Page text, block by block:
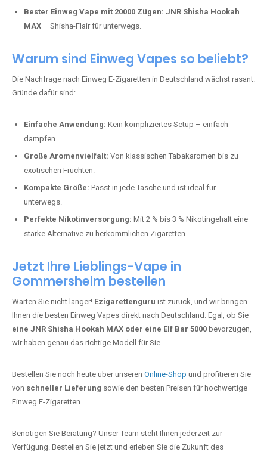
Bester Einweg Vape mit 20000 Zügen: JNR Shisha Hookah
MAX – Shisha-Flair für unterwegs.
Warum sind Einweg Vapes so beliebt?
Die Nachfrage nach Einweg E-Zigaretten in Deutschland wächst rasant.
Gründe dafür sind:
Einfache Anwendung: Kein kompliziertes Setup – einfach
dampfen.
Große Aromenvielfalt: Von klassischen Tabakaromen bis zu
exotischen Früchten.
Kompakte Größe: Passt in jede Tasche und ist ideal für
unterwegs.
Perfekte Nikotinversorgung: Mit 2 % bis 3 % Nikotingehalt eine
starke Alternative zu herkömmlichen Zigaretten.
Jetzt Ihre Lieblings-Vape in
Gommersheim bestellen
Warten Sie nicht länger! Ezigarettenguru ist zurück, und wir bringen
Ihnen die besten Einweg Vapes direkt nach Deutschland. Egal, ob Sie
eine JNR Shisha Hookah MAX oder eine Elf Bar 5000 bevorzugen,
wir haben genau das richtige Modell für Sie.
Bestellen Sie noch heute über unseren Online-Shop und profitieren Sie
von schneller Lieferung sowie den besten Preisen für hochwertige
Einweg E-Zigaretten.
Benötigen Sie Beratung? Unser Team steht Ihnen jederzeit zur
Verfügung. Bestellen Sie jetzt und erleben Sie die Zukunft des